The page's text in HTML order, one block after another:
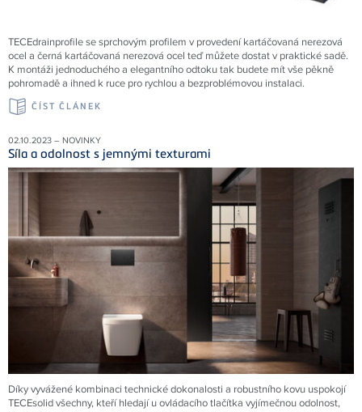
TECEdrainprofile se sprchovým profilem v provedení kartáčovaná nerezová
ocel a černá kartáčovaná nerezová ocel teď můžete dostat v praktické sadě.
K montáži jednoduchého a elegantního odtoku tak budete mít vše pěkně
pohromadě a ihned k ruce pro rychlou a bezproblémovou instalaci.
ČÍST ČLÁNEK
02.10.2023 – NOVINKY
Síla a odolnost s jemnými texturami
Díky vyvážené kombinaci technické dokonalosti a robustního kovu uspokojí
TECEsolid všechny, kteří hledají u ovládacího tlačítka vyjímečnou odolnost,